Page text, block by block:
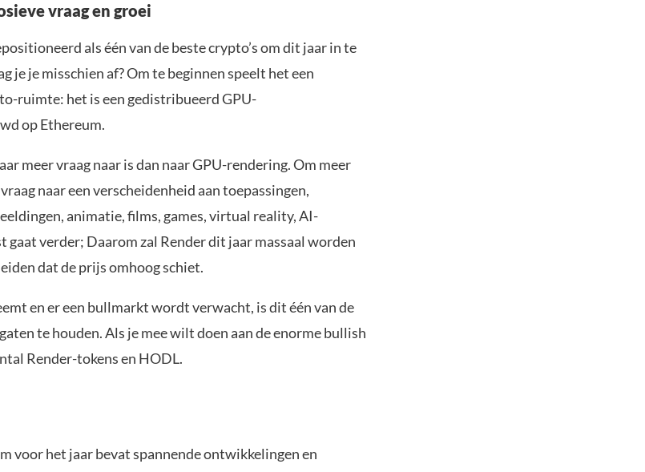
vraag en groei
als één van de beste crypto’s om dit jaar in te
je je misschien af? Om te beginnen speelt het een
ruimte: het is een gedistribueerd GPU-
op Ethereum.
meer vraag naar is dan naar GPU-rendering. Om meer
naar een verscheidenheid aan toepassingen,
animatie, films, games, virtual reality, AI-
gaat verder; Daarom zal Render dit jaar massaal worden
dat de prijs omhoog schiet.
en er een bullmarkt wordt verwacht, is dit één van de
te houden. Als je mee wilt doen aan de enorme bullish
Render-tokens en HODL.
voor het jaar bevat spannende ontwikkelingen en